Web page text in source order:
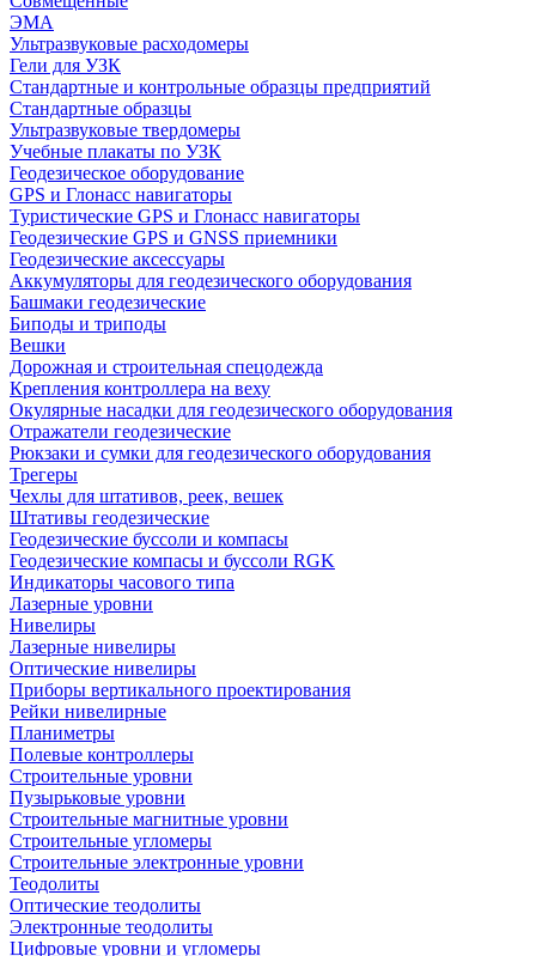
ЭМА
Ультразвуковые расходомеры
Гели для УЗК
Стандартные и контрольные образцы предприятий
Стандартные образцы
Ультразвуковые твердомеры
Учебные плакаты по УЗК
Геодезическое оборудование
GPS и Глонасс навигаторы
Туристические GPS и Глонасс навигаторы
Геодезические GPS и GNSS приемники
Геодезические аксессуары
Аккумуляторы для геодезического оборудования
Башмаки геодезические
Биподы и триподы
Вешки
Дорожная и строительная спецодежда
Крепления контроллера на веху
Окулярные насадки для геодезического оборудования
Отражатели геодезические
Рюкзаки и сумки для геодезического оборудования
Трегеры
Чехлы для штативов, реек, вешек
Штативы геодезические
Геодезические буссоли и компасы
Геодезические компасы и буссоли RGK
Индикаторы часового типа
Лазерные уровни
Нивелиры
Лазерные нивелиры
Оптические нивелиры
Приборы вертикального проектирования
Рейки нивелирные
Планиметры
Полевые контроллеры
Строительные уровни
Пузырьковые уровни
Строительные магнитные уровни
Строительные угломеры
Строительные электронные уровни
Теодолиты
Оптические теодолиты
Электронные теодолиты
Цифровые уровни и угломеры